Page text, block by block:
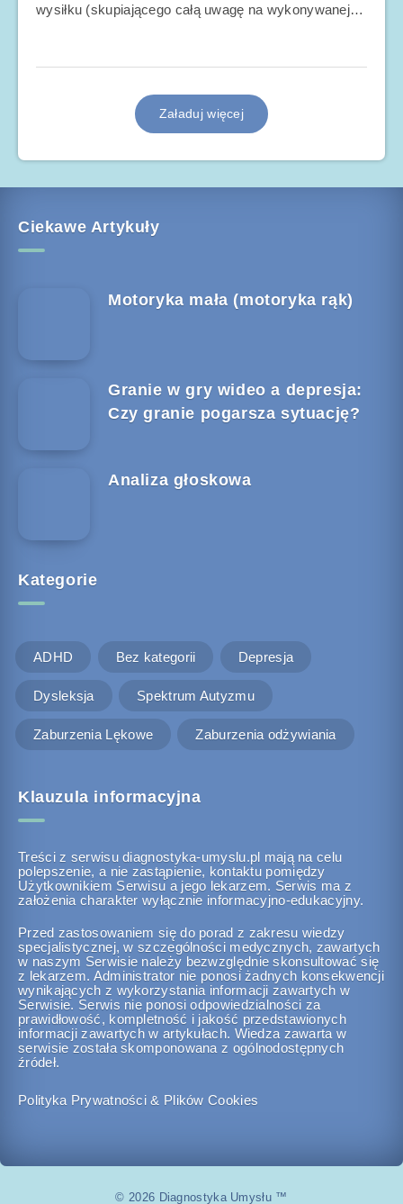
wysiłku (skupiającego całą uwagę na wykonywanej…
Załaduj więcej
Ciekawe Artykuły
Motoryka mała (motoryka rąk)
Granie w gry wideo a depresja:
Czy granie pogarsza sytuację?
Analiza głoskowa
Kategorie
ADHD Bez kategorii Depresja
Dysleksja Spektrum Autyzmu
Zaburzenia Lękowe Zaburzenia odżywiania
Klauzula informacyjna
Treści z serwisu diagnostyka-umyslu.pl mają na celu
polepszenie, a nie zastąpienie, kontaktu pomiędzy
Użytkownikiem Serwisu a jego lekarzem. Serwis ma z
założenia charakter wyłącznie informacyjno-edukacyjny.
Przed zastosowaniem się do porad z zakresu wiedzy
specjalistycznej, w szczególności medycznych, zawartych
w naszym Serwisie należy bezwzględnie skonsultować się
z lekarzem. Administrator nie ponosi żadnych konsekwencji
wynikających z wykorzystania informacji zawartych w
Serwisie. Serwis nie ponosi odpowiedzialności za
prawidłowość, kompletność i jakość przedstawionych
informacji zawartych w artykułach. Wiedza zawarta w
serwisie została skomponowana z ogólnodostępnych
źródeł.
Polityka Prywatności & Plików Cookies
© 2026 Diagnostyka Umysłu ™